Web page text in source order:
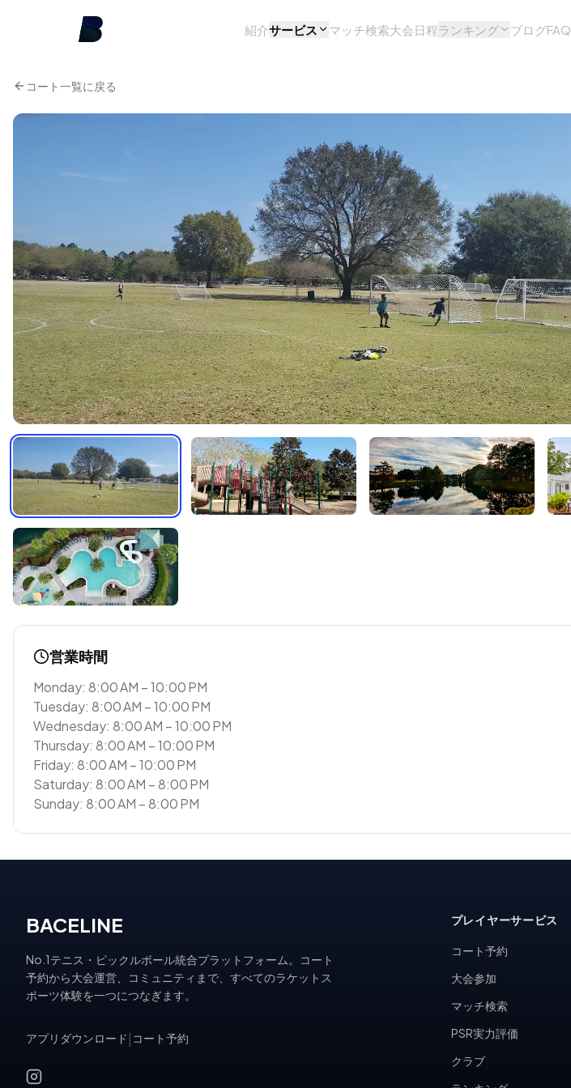
紹介サービス マッチ検索大会日程ランキング ブログFAQ
コート一覧に戻る
営業時間
Monday: 8:00 AM – 10:00 PM
Tuesday: 8:00 AM – 10:00 PM
Wednesday: 8:00 AM – 10:00 PM
Thursday: 8:00 AM – 10:00 PM
Friday: 8:00 AM – 10:00 PM
Saturday: 8:00 AM – 8:00 PM
Sunday: 8:00 AM – 8:00 PM
BACELINE
No.1テニス・ピックルボール統合プラットフォーム。コート
予約から大会運営、コミュニティまで、すべてのラケットス
ポーツ体験を一つにつなぎます。
アプリダウンロード コート予約
プレイヤーサービス
コート予約
大会参加
マッチ検索
PSR実力評価
クラブ